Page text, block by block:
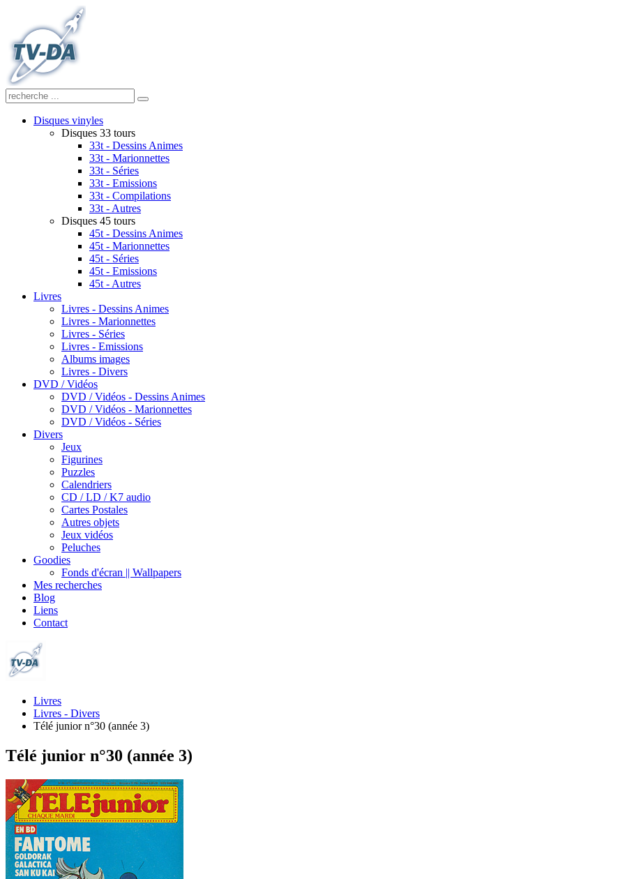
Disques vinyles
Disques 33 tours
33t - Dessins Animes
33t - Marionnettes
33t - Séries
33t - Emissions
33t - Compilations
33t - Autres
Disques 45 tours
45t - Dessins Animes
45t - Marionnettes
45t - Séries
45t - Emissions
45t - Autres
Livres
Livres - Dessins Animes
Livres - Marionnettes
Livres - Séries
Livres - Emissions
Albums images
Livres - Divers
DVD / Vidéos
DVD / Vidéos - Dessins Animes
DVD / Vidéos - Marionnettes
DVD / Vidéos - Séries
Divers
Jeux
Figurines
Puzzles
Calendriers
CD / LD / K7 audio
Cartes Postales
Autres objets
Jeux vidéos
Peluches
Goodies
Fonds d'écran || Wallpapers
Mes recherches
Blog
Liens
Contact
Livres
Livres - Divers
Télé junior n°30 (année 3)
Télé junior n°30 (année 3)